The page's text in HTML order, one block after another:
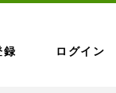
録 ログイン